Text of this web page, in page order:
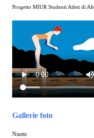
Progetto MIUR Studenti Atleti di
Gallerie foto
Nuoto